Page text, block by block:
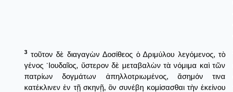
3 τοῦτον δὲ διαγαγὼν Δοσίθεος ὁ Δριμύλου λεγόμενος, τὸ
γένος ᾿Ιουδαῖος, ὕστερον δὲ μεταβαλὼν τὰ νόμιμα καὶ τῶν
πατρίων δογμάτων ἀπηλλοτριωμένος, ἄσημόν τινα
κατέκλινεν ἐν τῇ σκηνῇ, ὃν συνέβη κομίσασθαι τὴν ἐκείνου